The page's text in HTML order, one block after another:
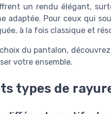
un rendu élégant,
adaptée. Pour ceux qui
à la fois classique et
du pantalon, découvrez
votre ensemble.
types de